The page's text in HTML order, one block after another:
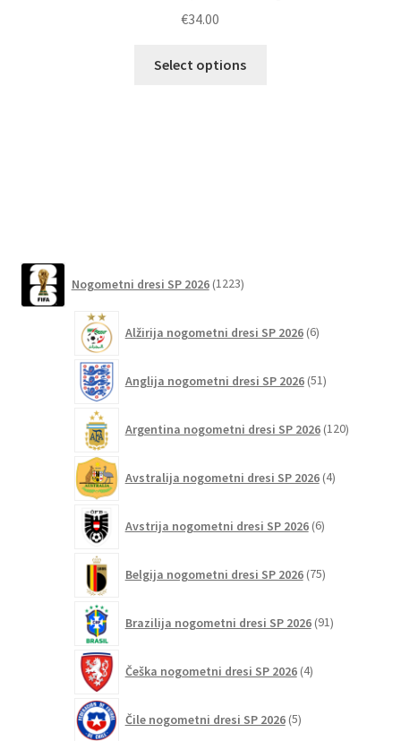
€34.00
Select options
Nogometni dresi SP 2026 1223izdelkov
Alžirija nogometni dresi SP 2026 6izdelkov
Anglija nogometni dresi SP 2026 51izdelkov
Argentina nogometni dresi SP 2026 120izdelkov
Avstralija nogometni dresi SP 2026 4izdelki
Avstrija nogometni dresi SP 2026 6izdelkov
Belgija nogometni dresi SP 2026 75izdelkov
Brazilija nogometni dresi SP 2026 91izdelkov
Češka nogometni dresi SP 2026 4izdelki
Čile nogometni dresi SP 2026 5izdelkov